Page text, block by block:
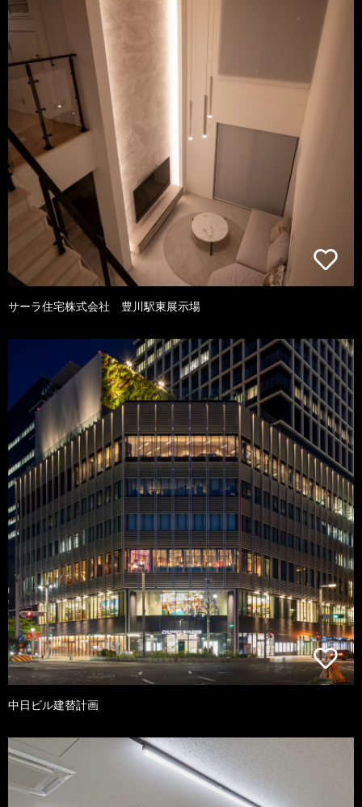
サーラ住宅株式会社 豊川駅東展示場
中日ビル建替計画